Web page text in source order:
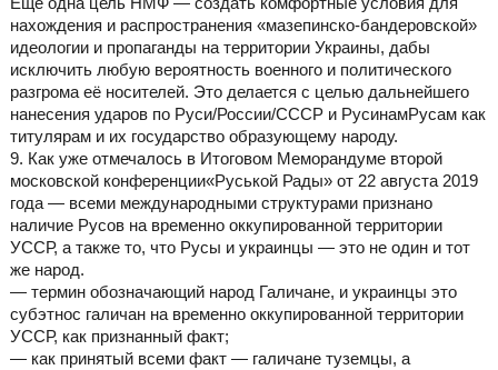
нахождения и распространения «мазепинско-бандеровской»
идеологии и пропаганды на территории Украины, дабы
исключить любую вероятность военного и политического
разгрома её носителей. Это делается с целью дальнейшего
нанесения ударов по Руси/России/СССР и РусинамРусам как
титулярам и их государство образующему народу.
9. Как уже отмечалось в Итоговом Меморандуме второй
московской конференции«Руськой Рады» от 22 августа 2019
года — всеми международными структурами признано
наличие Русов на временно оккупированной территории
УССР, а также то, что Русы и украинцы — это не один и тот
же народ.
— термин обозначающий народ Галичане, и украинцы это
субэтнос галичан на временно оккупированной территории
УССР, как признанный факт;
— как принятый всеми факт — галичане туземцы, а